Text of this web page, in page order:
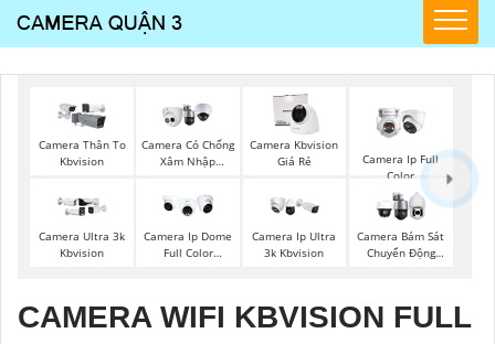
Camera Thân To
Kbvision
Camera Có Chống
Xâm Nhập
Camera Kbvision
Giá Rẻ
Camera Ip Full
Color
Camera Ultra 3k
Kbvision
Camera Ip Dome
Full Color
Camera Ip Ultra
3k Kbvision
Camera Bám Sát
Chuyển Động
CAMERA WIFI KBVISION FULL